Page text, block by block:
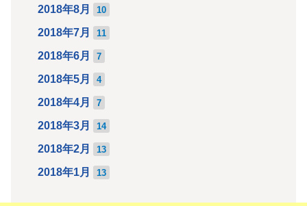
2018年8月 10
2018年7月 11
2018年6月 7
2018年5月 4
2018年4月 7
2018年3月 14
2018年2月 13
2018年1月 13